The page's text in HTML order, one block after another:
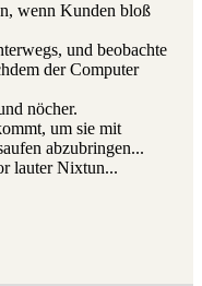
wenn Kunden bloß
und beobachte
der Computer
nöcher.
um sie mit
abzubringen...
lauter Nixtun...